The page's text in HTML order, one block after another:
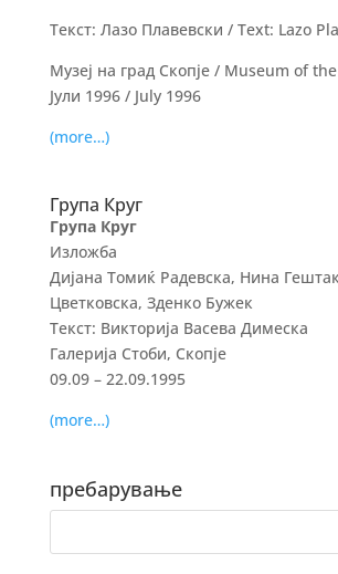
Текст: Лазо Плавевски / Text: Lazo
Музеј на град Скопје / Museum of
Јули 1996 / July 1996
(more…)
Група Круг
Група Круг
Изложба
Дијана Томиќ Радевска, Нина
Цветковска, Зденко Бужек
Текст: Викторија Васева Димеска
Галерија Стоби, Скопје
09.09 – 22.09.1995
(more…)
пребарување